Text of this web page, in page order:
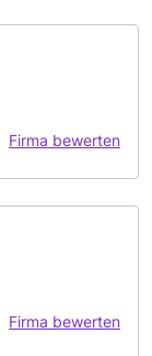
Firma bewerten
Firma bewerten